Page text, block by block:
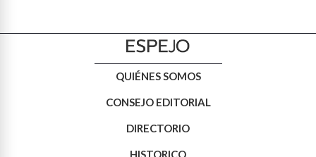
QUIÉNES SOMOS
CONSEJO EDITORIAL
DIRECTORIO
HISTORICO